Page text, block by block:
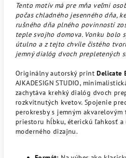
Tento motív má pre mňa veľmi
počas chladného jesenného dňa,
rušného dňa plného povinností
teple svojho domova. Vonku bolo
útulno a z tejto chvíle čistého
jemný dialóg dvoch prepletených
Originálny autorský printDelicate
AJKADESIGN STUDIO,
zachytáva krehký dialóg dvoch
rozkvitnutých kvetov. Spojenie
perokresby s jemným
priestoru hĺbku, éterickú ľahkosť
moderného dizajnu.